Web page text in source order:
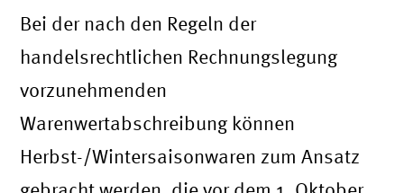
Bei der nach den Regeln der
handelsrechtlichen Rechnungslegung
vorzunehmenden
Warenwertabschreibung können
Herbst-/Wintersaisonwaren zum Ansatz